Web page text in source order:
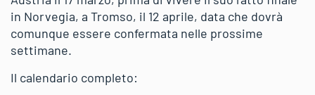
in Norvegia, a Tromso, il 12 aprile, data che dovrà
comunque essere confermata nelle prossime
settimane.
Il calendario completo: